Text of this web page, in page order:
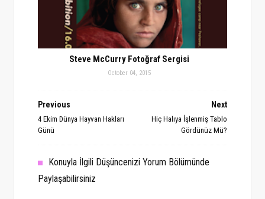
Steve McCurry Fotoğraf Sergisi
October 04, 2015
Next
Hiç Halıya İşlenmiş Tablo
Gördünüz Mü?
Previous
4 Ekim Dünya Hayvan Hakları
Günü
Konuyla İlgili Düşüncenizi Yorum Bölümünde
Paylaşabilirsiniz